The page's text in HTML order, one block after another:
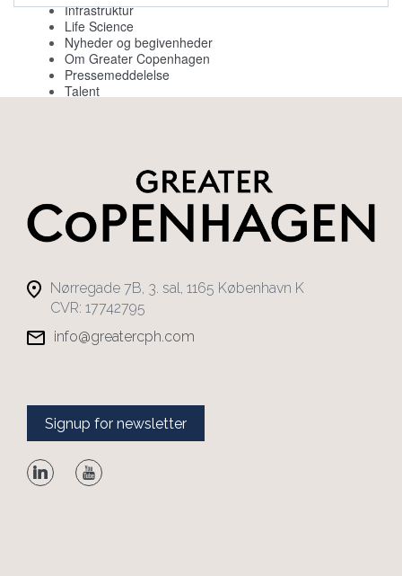
Infrastruktur
Life Science
Nyheder og begivenheder
Om Greater Copenhagen
Pressemeddelelse
Talent
Nørregade 7B, 3. sal, 1165 København K
CVR: 17742795
info@greatercph.com
Signup for newsletter